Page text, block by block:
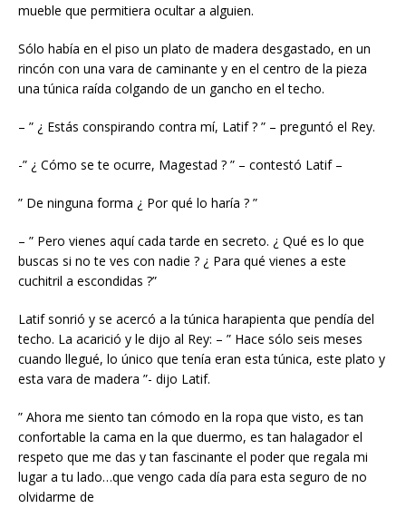
mueble que permitiera ocultar a alguien.
Sólo había en el piso un plato de madera desgastado, en un
rincón con una vara de caminante y en el centro de la pieza
una túnica raída colgando de un gancho en el techo.
– ” ¿ Estás conspirando contra mí, Latif ? ” – preguntó el Rey.
-” ¿ Cómo se te ocurre, Magestad ? ” – contestó Latif –
” De ninguna forma ¿ Por qué lo haría ? ”
– ” Pero vienes aquí cada tarde en secreto. ¿ Qué es lo que
buscas si no te ves con nadie ? ¿ Para qué vienes a este
cuchitril a escondidas ?”
Latif sonrió y se acercó a la túnica harapienta que pendía del
techo. La acarició y le dijo al Rey: – ” Hace sólo seis meses
cuando llegué, lo único que tenía eran esta túnica, este plato y
esta vara de madera ”- dijo Latif.
” Ahora me siento tan cómodo en la ropa que visto, es tan
confortable la cama en la que duermo, es tan halagador el
respeto que me das y tan fascinante el poder que regala mi
lugar a tu lado…que vengo cada día para esta seguro de no
olvidarme de